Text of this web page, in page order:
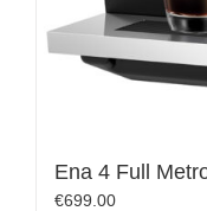
Ena 4 Full
€699.00